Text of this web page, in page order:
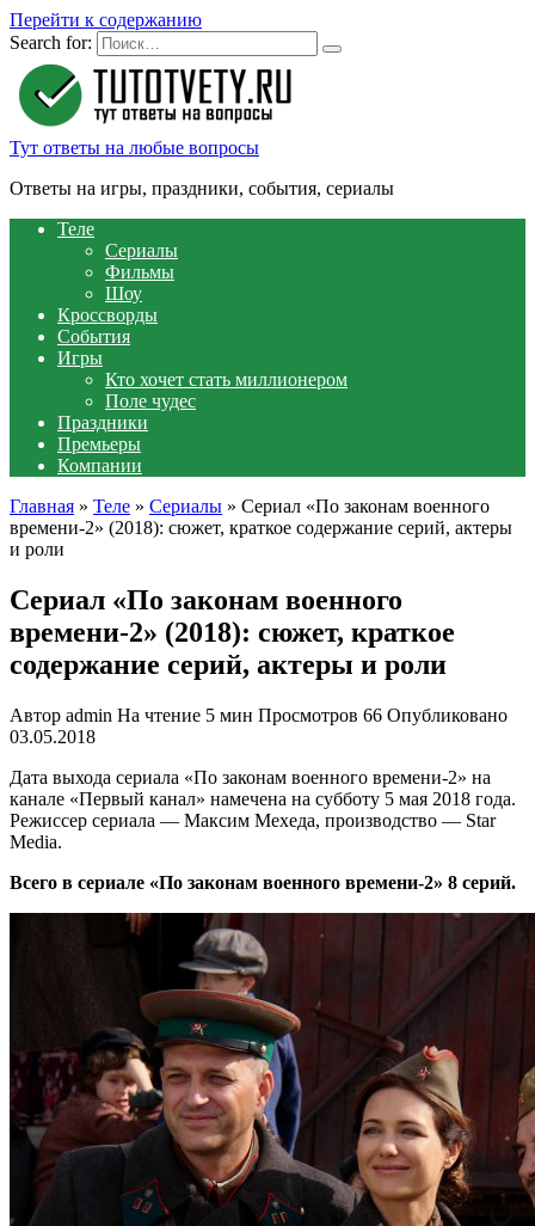
Перейти к содержанию
Search for:
Тут ответы на любые вопросы
Ответы на игры, праздники, события, сериалы
Теле
Сериалы
Фильмы
Шоу
Кроссворды
События
Игры
Кто хочет стать миллионером
Поле чудес
Праздники
Премьеры
Компании
Главная » Теле » Сериалы » Сериал «По законам военного
времени-2» (2018): сюжет, краткое содержание серий, актеры
и роли
Сериал «По законам военного
времени-2» (2018): сюжет, краткое
содержание серий, актеры и роли
Автор admin На чтение 5 мин Просмотров 66 Опубликовано
03.05.2018
Дата выхода сериала «По законам военного времени-2» на
канале «Первый канал» намечена на субботу 5 мая 2018 года.
Режиссер сериала — Максим Мехеда, производство — Star
Media.
Всего в сериале «По законам военного времени-2» 8 серий.